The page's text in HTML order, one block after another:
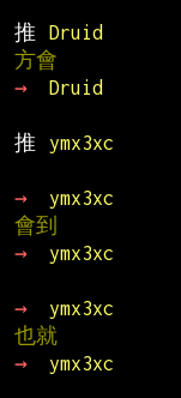
推
Druid
方會
→
Druid
推
ymx3xc
→
ymx3xc
會到
→
ymx3xc
→
ymx3xc
也就
→
ymx3xc